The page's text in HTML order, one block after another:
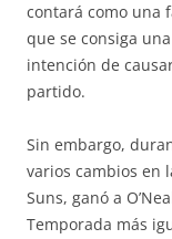
contará como una
que se consiga
intención de
partido.
Sin embargo,
varios cambios en
Suns, ganó a
Temporada más